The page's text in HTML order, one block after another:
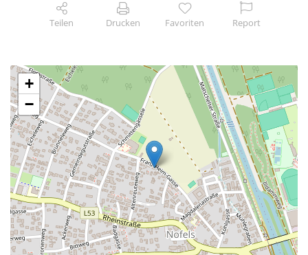
Teilen Drucken Favoriten Report
+
−